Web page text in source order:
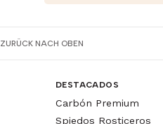
ZURÜCK NACH OBEN
DESTACADOS
Carbón Premium
Spiedos Rosticeros